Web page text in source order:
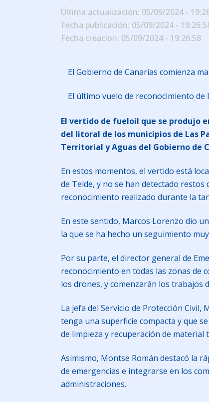
Última actualización: 05/09/2024 -
Fecha publicación: 05/09/2024 -
Fecha creacion: 05/09/2024 - 19:26:58
El Gobierno de Canarias comienza
El último vuelo de reconocimiento
El vertido de fueloil que se produjo
del litoral de los municipios de Las
Territorial y Aguas del Gobierno de
En estos momentos, el vertido está
de Telde, y no se han detectado
reconocimiento realizado durante la
En este sentido, Marcos Lorenzo dio
la que se ha hecho un seguimiento
Por su parte, el director general de
reconocimiento en todas las zonas de
los drones, y comenzarán los trabajos
La jefa del Servicio de Protección
tenga una superficie compacta y que
de limpieza y recuperación de material
Asimismo, Montse Román destacó la
de emergencias e integrarse en los
administraciones.